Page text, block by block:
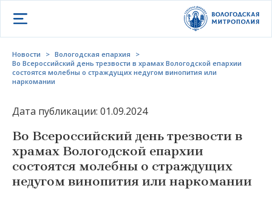
Открыть меню
Новости > Вологодская епархия
>
Во Всероссийский день трезвости в храмах Вологодской епархии
состоятся молебны о страждущих недугом винопития или
наркомании
Дата публикации: 01.09.2024
Во Всероссийский день трезвости в
храмах Вологодской епархии
состоятся молебны о страждущих
недугом винопития или наркомании